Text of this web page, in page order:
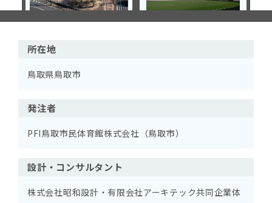
所在地
鳥取県鳥取市
発注者
PFI鳥取市民体育館株式会社（鳥取市）
設計・コンサルタント
株式会社昭和設計・有限会社アーキテック共同企業体